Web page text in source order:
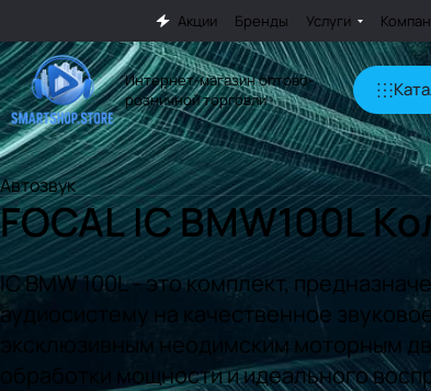
Акции Бренды Услуги
Интернет-магазин оптово-
розничной торговли
Автозвук
FOCAL IC BMW100L
IC BMW 100L - это комплект,
аудиосистему на качественное
эксклюзивным неодимским моторным
обработки мощности и идеального